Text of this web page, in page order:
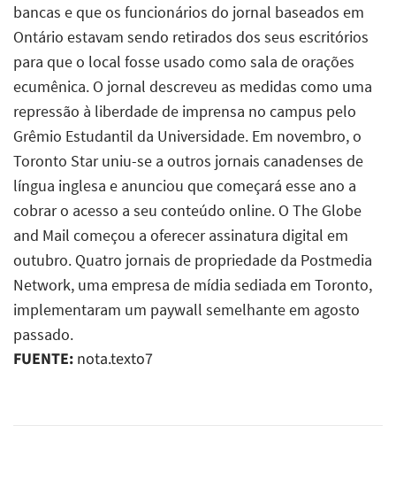
bancas e que os funcionários do jornal baseados em
Ontário estavam sendo retirados dos seus escritórios
para que o local fosse usado como sala de orações
ecumênica. O jornal descreveu as medidas como uma
repressão à liberdade de imprensa no campus pelo
Grêmio Estudantil da Universidade. Em novembro, o
Toronto Star uniu-se a outros jornais canadenses de
língua inglesa e anunciou que começará esse ano a
cobrar o acesso a seu conteúdo online. O The Globe
and Mail começou a oferecer assinatura digital em
outubro. Quatro jornais de propriedade da Postmedia
Network, uma empresa de mídia sediada em Toronto,
implementaram um paywall semelhante em agosto
passado.
FUENTE: nota.texto7